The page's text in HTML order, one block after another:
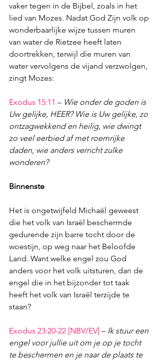
vaker tegen in de Bijbel, zoals in het
lied van Mozes. Nadat God Zijn volk op
wonderbaarlijke wijze tussen muren
van water de Rietzee heeft laten
doortrekken, terwijl die muren van
water vervolgens de vijand verzwolgen,
zingt Mozes:
Exodus 15:11 – Wie onder de goden is
Uw gelijke, HEER? Wie is Uw gelijke, zo
ontzagwekkend en heilig, wie dwingt
zo veel eerbied af met roemrijke
daden, wie anders verricht zulke
wonderen?
Binnenste
Het is ongetwijfeld Michaël geweest
die het volk van Israël beschermde
gedurende zijn barre tocht door de
woestijn, op weg naar het Beloofde
Land. Want welke engel zou God
anders voor het volk uitsturen, dan de
engel die in het bijzonder tot taak
heeft het volk van Israël terzijde te
staan?
Exodus 23:20-22 [NBV/EV] – Ik stuur een
engel voor jullie uit om je op je tocht
te beschermen en je naar de plaats te